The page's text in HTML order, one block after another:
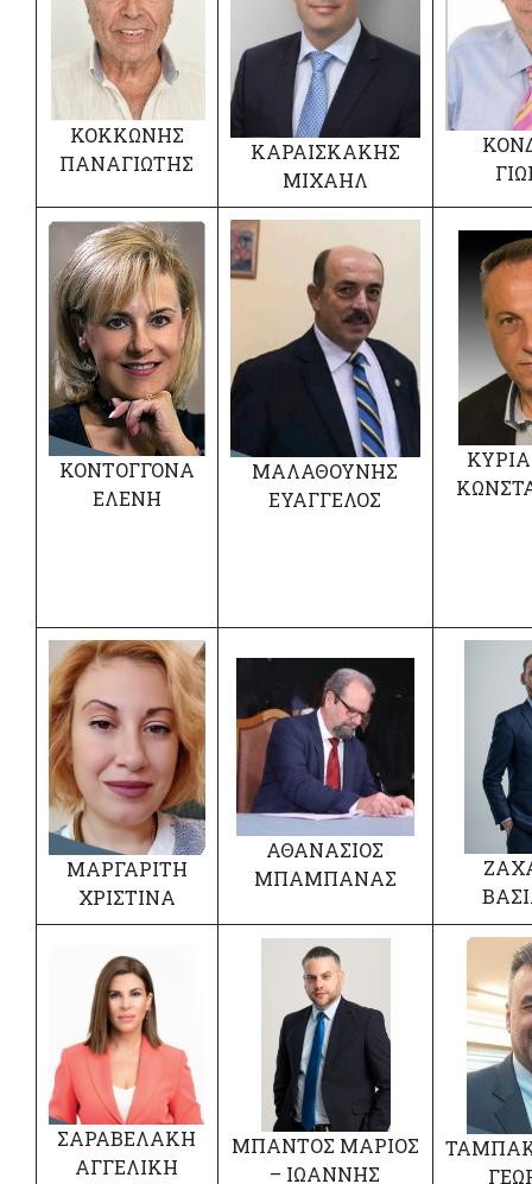
ΚΟΚΚΩΝΗΣ
ΠΑΝΑΓΙΩΤΗΣ
ΚΑΡΑΙΣΚΑΚΗΣ
ΜΙΧΑΗΛ
ΚΟΝΤΟΓΓΟΝΑ
ΕΛΕΝΗ
ΜΑΛΑΘΟΥΝΗΣ
ΕΥΑΓΓΕΛΟΣ
ΜΑΡΓΑΡΙΤΗ
ΧΡΙΣΤΙΝΑ
ΑΘΑΝΑΣΙΟΣ
ΜΠΑΜΠΑΝΑΣ
ΣΑΡΑΒΕΛΑΚΗ
ΑΓΓΕΛΙΚΗ
ΜΠΑΝΤΟΣ ΜΑΡΙΟΣ
– ΙΩΑΝΝΗΣ